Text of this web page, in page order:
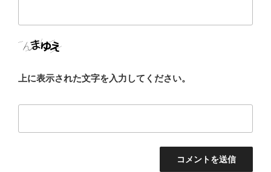
上に表示された文字を入力してください。